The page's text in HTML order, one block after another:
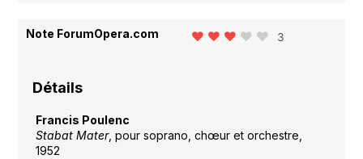
Note ForumOpera.com 3
Détails
Francis Poulenc
Stabat Mater, pour soprano, chœur et orchestre,
1952